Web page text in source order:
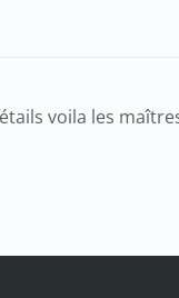
voila les